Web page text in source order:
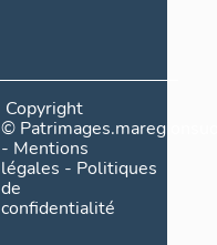
Copyright
©
- Mentions
légales - Politiques
de
confidentialité